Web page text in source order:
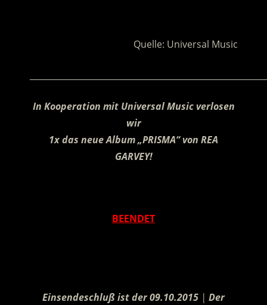
Quelle: Universal Music
In Kooperation mit Universal Music verlosen
wir
1x das neue Album „PRISMA“ von REA
GARVEY!
BEENDET
Einsendeschluß ist der 09.10.2015 | Der